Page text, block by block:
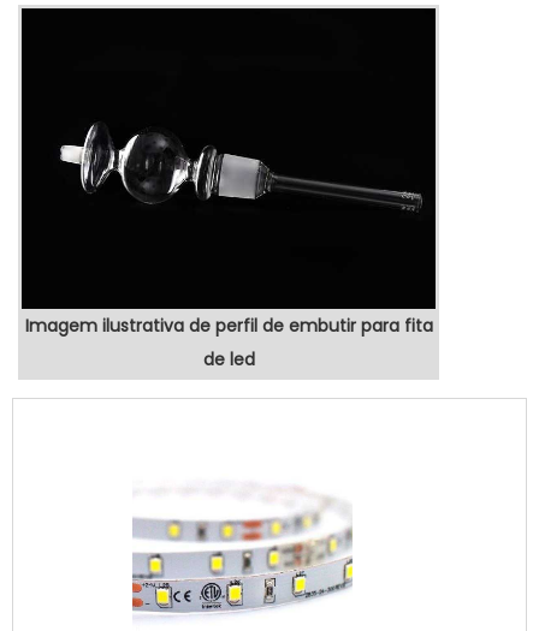
Imagem ilustrativa de perfil de embutir para fita
de led